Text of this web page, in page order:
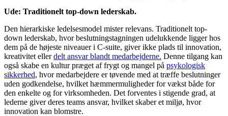
Ude: Traditionelt top-down lederskab.
Den hierarkiske ledelsesmodel mister relevans. Traditionelt top-
down lederskab, hvor beslutningstagningen udelukkende ligger hos
dem på de højeste niveauer i C-suite, giver ikke plads til innovation,
kreativitet ellerdelt ansvar blandt medarbejderne. Denne tilgang kan
også skabe en kultur præget af frygt og mangel på psykologisk
sikkerhed, hvor medarbejdere er tøvende med at træffe beslutninger
uden godkendelse, hvilket hæmmermuligheder for vækst både for
den enkelte og for virksomheden. Det forventes i stigende grad, at
lederne giver deres teams ansvar, hvilket skaber et miljø, hvor
innovation kan blomstre.